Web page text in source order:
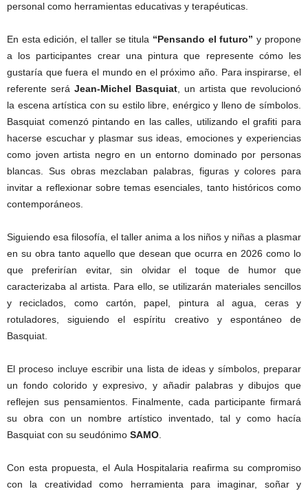
personal como herramientas educativas y terapéuticas.
En esta edición, el taller se titula “Pensando el futuro” y propone
a los participantes crear una pintura que represente cómo les
gustaría que fuera el mundo en el próximo año. Para inspirarse, el
referente será Jean-Michel Basquiat , un artista que revolucionó
la escena artística con su estilo libre, enérgico y lleno de símbolos.
Basquiat comenzó pintando en las calles, utilizando el grafiti para
hacerse escuchar y plasmar sus ideas, emociones y experiencias
como joven artista negro en un entorno dominado por personas
blancas. Sus obras mezclaban palabras, figuras y colores para
invitar a reflexionar sobre temas esenciales, tanto históricos como
contemporáneos.
Siguiendo esa filosofía, el taller anima a los niños y niñas a plasmar
en su obra tanto aquello que desean que ocurra en 2026 como lo
que preferirían evitar, sin olvidar el toque de humor que
caracterizaba al artista. Para ello, se utilizarán materiales sencillos
y reciclados, como cartón, papel, pintura al agua, ceras y
rotuladores, siguiendo el espíritu creativo y espontáneo de
Basquiat.
El proceso incluye escribir una lista de ideas y símbolos, preparar
un fondo colorido y expresivo, y añadir palabras y dibujos que
reflejen sus pensamientos. Finalmente, cada participante firmará
su obra con un nombre artístico inventado, tal y como hacía
Basquiat con su seudónimo SAMO
Con esta propuesta, el Aula Hospitalaria reafirma su compromiso
con la creatividad como herramienta para imaginar, soñar y